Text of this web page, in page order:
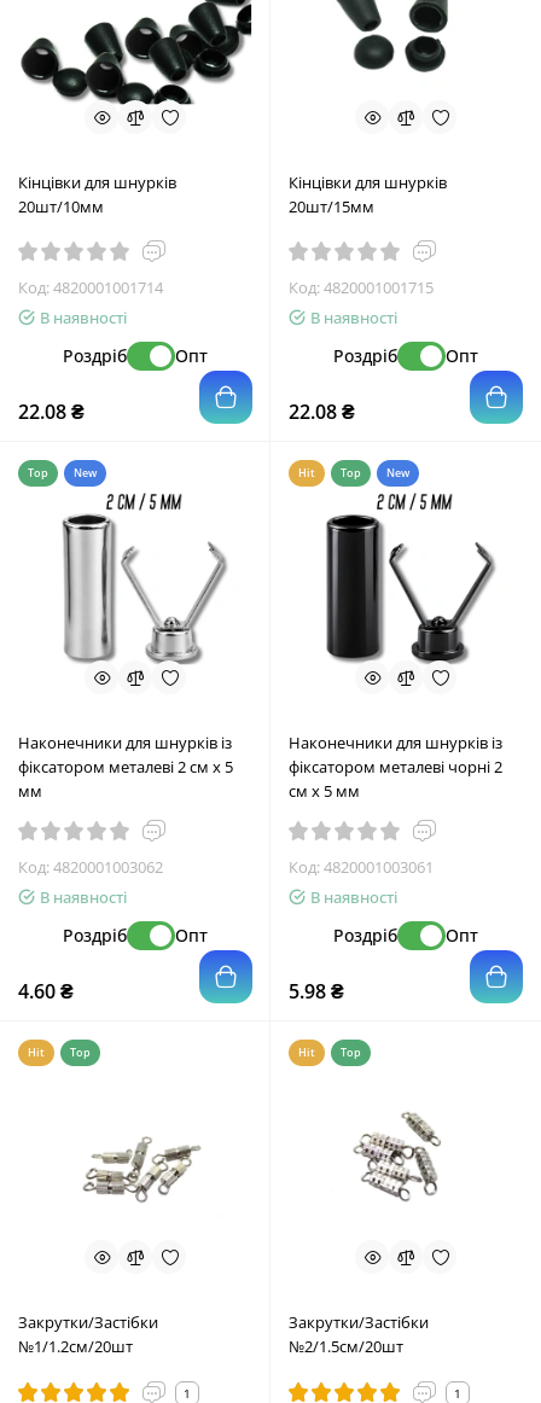
Кінцівки для шнурків
20шт/10мм
Код:4820001001714
В наявності
Роздріб Опт
22.08 ₴
Кінцівки для шнурків
20шт/15мм
Код:4820001001715
В наявності
Роздріб Опт
22.08 ₴
Top New
Наконечники для шнурків із
фіксатором металеві 2 см х 5
мм
Код:4820001003062
В наявності
Роздріб Опт
4.60 ₴
Hit Top New
Наконечники для шнурків із
фіксатором металеві чорні 2
см х 5 мм
Код:4820001003061
В наявності
Роздріб Опт
5.98 ₴
Hit Top
Закрутки/Застібки
№1/1.2см/20шт
1
Hit Top
Закрутки/Застібки
№2/1.5см/20шт
1